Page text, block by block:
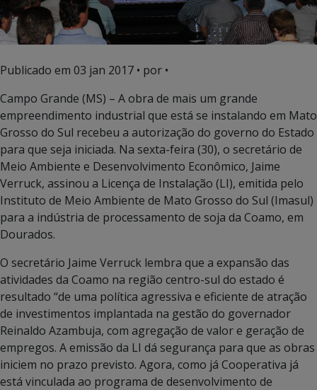
Publicado em 03 jan 2017 • por •
Campo Grande (MS) – A obra de mais um grande
empreendimento industrial que está se instalando em Mato
Grosso do Sul recebeu a autorização do governo do Estado
para que seja iniciada. Na sexta-feira (30), o secretário de
Meio Ambiente e Desenvolvimento Econômico, Jaime
Verruck, assinou a Licença de Instalação (LI), emitida pelo
Instituto de Meio Ambiente de Mato Grosso do Sul (Imasul)
para a indústria de processamento de soja da Coamo, em
Dourados.
O secretário Jaime Verruck lembra que a expansão das
atividades da Coamo na região centro-sul do estado é
resultado “de uma política agressiva e eficiente de atração
de investimentos implantada na gestão do governador
Reinaldo Azambuja, com agregação de valor e geração de
empregos. A emissão da LI dá segurança para que as obras
iniciem no prazo previsto. Agora, como já Cooperativa já
está vinculada ao programa de desenvolvimento de